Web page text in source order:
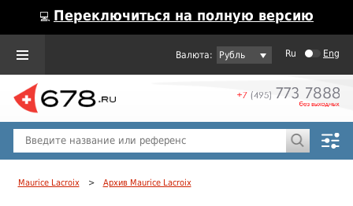
💻 Переключиться на полную версию
Рубль Ru Eng
Maurice Lacroix > Архив Maurice Lacroix